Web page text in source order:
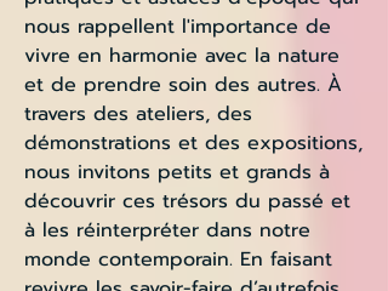
nous rappellent l'importance de
vivre en harmonie avec la nature
et de prendre soin des autres. À
travers des ateliers, des
démonstrations et des expositions,
nous invitons petits et grands à
découvrir ces trésors du passé et
à les réinterpréter dans notre
monde contemporain. En faisant